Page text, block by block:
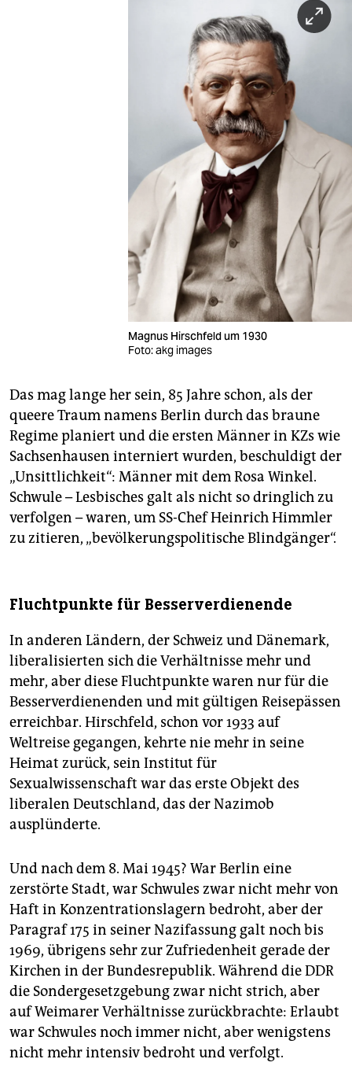
Magnus Hirschfeld um 1930
Foto: akg images
Das mag lange her sein, 85 Jahre schon, als der
queere Traum namens Berlin durch das braune
Regime planiert und die ersten Männer in KZs wie
Sachsenhausen interniert wurden, beschuldigt der
„Unsittlichkeit“: Männer mit dem Rosa Winkel.
Schwule – Lesbisches galt als nicht so dringlich zu
verfolgen – waren, um SS-Chef Heinrich Himmler
zu zitieren, „bevölkerungspolitische Blindgänger“.
Fluchtpunkte für Besserverdienende
In anderen Ländern, der Schweiz und Dänemark,
liberalisierten sich die Verhältnisse mehr und
mehr, aber diese Fluchtpunkte waren nur für die
Besserverdienenden und mit gültigen Reisepässen
erreichbar. Hirschfeld, schon vor 1933 auf
Weltreise gegangen, kehrte nie mehr in seine
Heimat zurück, sein Institut für
Sexualwissenschaft war das erste Objekt des
liberalen Deutschland, das der Nazimob
ausplünderte.
Und nach dem 8. Mai 1945? War Berlin eine
zerstörte Stadt, war Schwules zwar nicht mehr von
Haft in Konzentrationslagern bedroht, aber der
Paragraf 175 in seiner Nazifassung galt noch bis
1969, übrigens sehr zur Zufriedenheit gerade der
Kirchen in der Bundesrepublik. Während die DDR
die Sondergesetzgebung zwar nicht strich, aber
auf Weimarer Verhältnisse zurückbrachte: Erlaubt
war Schwules noch immer nicht, aber wenigstens
nicht mehr intensiv bedroht und verfolgt.